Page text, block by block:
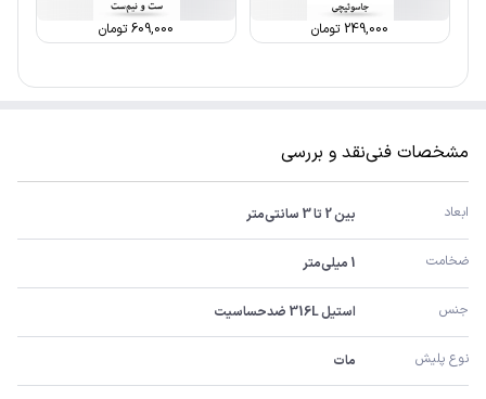
249,000 تومان 609,000تومان
مشخصات فنینقد و بررسی
ابعاد بین 2 تا 3 سانتی‌متر
ضخامت 1 میلی‌متر
جنس استیل 316L ضدحساسیت
نوع پلیش مات